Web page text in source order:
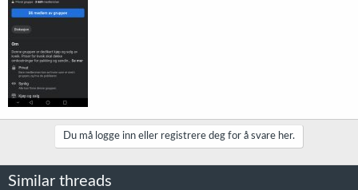
Du må logge inn eller registrere deg for å svare her.
Similar threads